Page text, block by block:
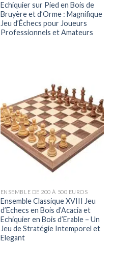
Echiquier sur Pied en Bois de
Bruyère et d’Orme : Magnifique
Jeu d’Échecs pour Joueurs
Professionnels et Amateurs
ENSEMBLE DE 200 À 500 EUROS
Ensemble Classique XVIII Jeu
d’Echecs en Bois d’Acacia et
Echiquier en Bois d’Erable – Un
Jeu de Stratégie Intemporel et
Elegant